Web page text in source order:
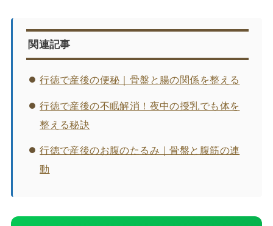
関連記事
行徳で産後の便秘｜骨盤と腸の関係を整える
行徳で産後の不眠解消！夜中の授乳でも体を
整える秘訣
行徳で産後のお腹のたるみ｜骨盤と腹筋の連
動